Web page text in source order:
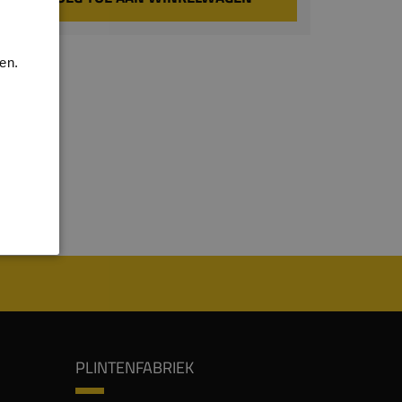
PLINTENFABRIEK